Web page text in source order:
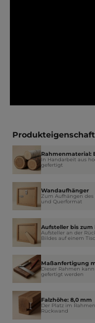
Rahmenmaterial:
In Handarbeit aus
gefertigt
Wandaufhänger
Zum Aufhängen
und Querformat
Aufsteller bis zum
Aufsteller an der
Bildes auf einem
Maßanfertigung
Dieser Rahmen
gefertigt werden
Falzhöhe: 8,0 mm
Der Platz im
Rückwand